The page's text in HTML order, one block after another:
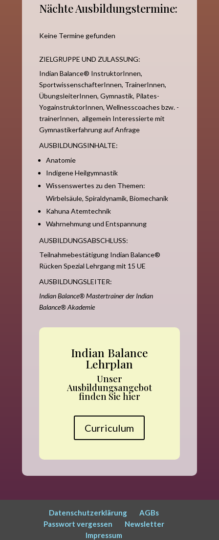
Nächte Ausbildungstermine:
Keine Termine gefunden
ZIELGRUPPE UND ZULASSUNG:
Indian Balance® InstruktorInnen,
SportwissenschafterInnen, TrainerInnen,
ÜbungsleiterInnen, Gymnastik, Pilates-
YogainstruktorInnen, Wellnesscoaches bzw. -
trainerInnen, allgemein Interessierte mit
Gymnastikerfahrung auf Anfrage
AUSBILDUNGSINHALTE:
Anatomie
Indigene Heilgymnastik
Wissenswertes zu den Themen:
Wirbelsäule, Spiraldynamik, Biomechanik
Kahuna Atemtechnik
Wahrnehmung und Entspannung
AUSBILDUNGSABSCHLUSS:
Teilnahmebestätigung Indian Balance®
Rücken Spezial Lehrgang mit 15 UE
AUSBILDUNGSLEITER:
Indian Balance® Mastertrainer der Indian
Balance® Akademie
Indian Balance
Lehrplan
Unser
Ausbildungsangebot
finden Sie hier
Curriculum
Datenschutzerklärung
AGBs
Passwort vergessen
Newsletter
Impressum